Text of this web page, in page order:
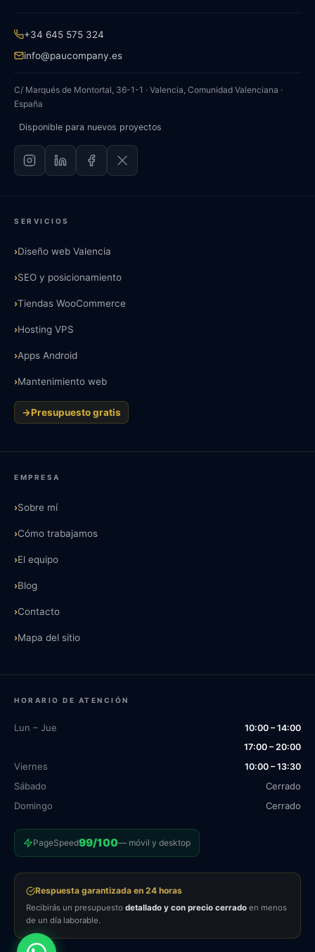
+34 645 575 324
info@paucompany.es
C/ Marqués de Montortal, 36-1-1 · Valencia, Comunidad Valenciana ·
España
Disponible para nuevos proyectos
SERVICIOS
›Diseño web Valencia
›SEO y posicionamiento
›Tiendas WooCommerce
›Hosting VPS
›Apps Android
›Mantenimiento web
→Presupuesto gratis
EMPRESA
›Sobre mí
›Cómo trabajamos
›El equipo
›Blog
›Contacto
›Mapa del sitio
HORARIO DE ATENCIÓN
Lun – Jue
10:00 – 14:00
17:00 – 20:00
Viernes 10:00 – 13:30
Sábado
Cerrado
Domingo
Cerrado
PageSpeed99/100— móvil y desktop
Respuesta garantizada en 24 horas
Recibirás un presupuesto detallado y con precio cerrado en menos
de un día laborable.